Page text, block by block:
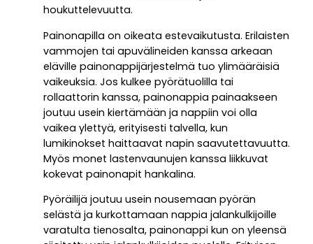
houkuttelevuutta.
Painonapilla on oikeata estevaikutusta. Erilaisten
vammojen tai apuvälineiden kanssa arkeaan
eläville painonappijärjestelmä tuo ylimääräisiä
vaikeuksia. Jos kulkee pyörätuolilla tai
rollaattorin kanssa, painonappia painaakseen
joutuu usein kiertämään ja nappiin voi olla
vaikea ylettyä, erityisesti talvella, kun
lumikinokset haittaavat napin saavutettavuutta.
Myös monet lastenvaunujen kanssa liikkuvat
kokevat painonapit hankalina.
Pyöräilijä joutuu usein nousemaan pyörän
selästä ja kurkottamaan nappia jalankulkijoille
varatulta tienosalta, painonappi kun on yleensä